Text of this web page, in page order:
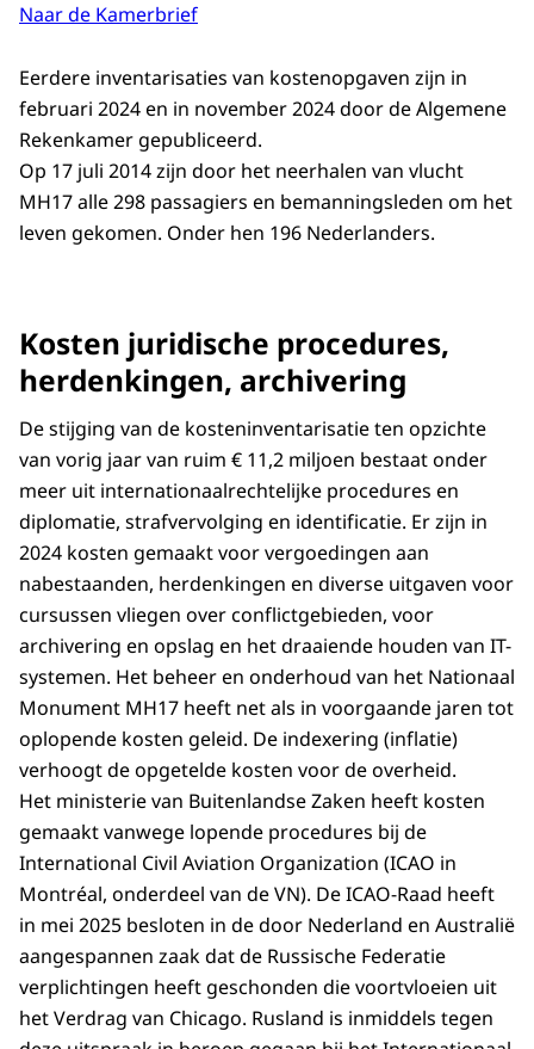
Naar de Kamerbrief
Eerdere inventarisaties van kostenopgaven zijn in
februari 2024 en in november 2024 door de Algemene
Rekenkamer gepubliceerd.
Op 17 juli 2014 zijn door het neerhalen van vlucht
MH17 alle 298 passagiers en bemanningsleden om het
leven gekomen. Onder hen 196 Nederlanders.
Kosten juridische procedures,
herdenkingen, archivering
De stijging van de kosteninventarisatie ten opzichte
van vorig jaar van ruim € 11,2 miljoen bestaat onder
meer uit internationaalrechtelijke procedures en
diplomatie, strafvervolging en identificatie. Er zijn in
2024 kosten gemaakt voor vergoedingen aan
nabestaanden, herdenkingen en diverse uitgaven voor
cursussen vliegen over conflictgebieden, voor
archivering en opslag en het draaiende houden van IT-
systemen. Het beheer en onderhoud van het Nationaal
Monument MH17 heeft net als in voorgaande jaren tot
oplopende kosten geleid. De indexering (inflatie)
verhoogt de opgetelde kosten voor de overheid.
Het ministerie van Buitenlandse Zaken heeft kosten
gemaakt vanwege lopende procedures bij de
International Civil Aviation Organization (ICAO in
Montréal, onderdeel van de VN). De ICAO-Raad heeft
in mei 2025 besloten in de door Nederland en Australië
aangespannen zaak dat de Russische Federatie
verplichtingen heeft geschonden die voortvloeien uit
het Verdrag van Chicago. Rusland is inmiddels tegen